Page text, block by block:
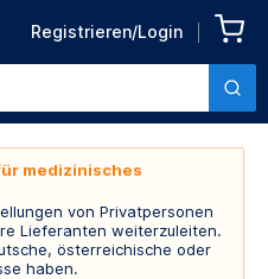
Registrieren/Login
medizinisches
von Privatpersonen
Lieferanten weiterzuleiten.
österreichische oder
haben.